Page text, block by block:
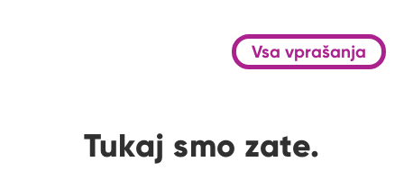
Vsa vprašanja
Tukaj smo zate.